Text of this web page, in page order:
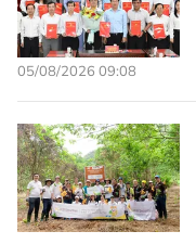
05/08/2026 09:08